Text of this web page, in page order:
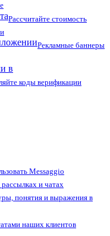
Рассчитайте стоимость
Рекламные баннеры
в
коды верификации
Messaggio
и чатах
понятия и выражения в
наших клиентов